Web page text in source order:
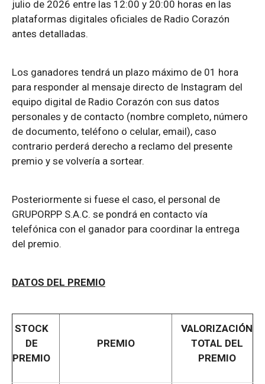
julio de 2026 entre las 12:00 y 20:00 horas en las
plataformas digitales oficiales de Radio Corazón
antes detalladas.
Los ganadores tendrá un plazo máximo de 01 hora
para responder al mensaje directo de Instagram del
equipo digital de Radio Corazón con sus datos
personales y de contacto (nombre completo, número
de documento, teléfono o celular, email), caso
contrario perderá derecho a reclamo del presente
premio y se volvería a sortear.
Posteriormente si fuese el caso, el personal de
GRUPORPP S.A.C. se pondrá en contacto vía
telefónica con el ganador para coordinar la entrega
del premio.
DATOS DEL PREMIO
STOCK
DE
PREMIO
PREMIO
VALORIZACIÓN
TOTAL DEL
PREMIO